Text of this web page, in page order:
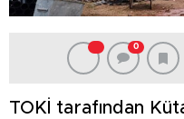
0
TOKİ tarafından